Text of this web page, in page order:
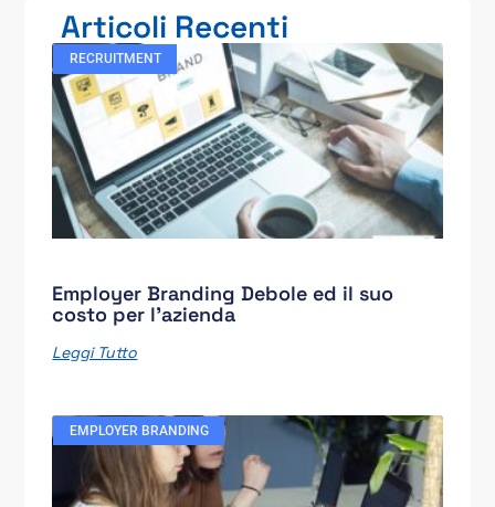
Articoli Recenti
RECRUITMENT
Employer Branding Debole ed il suo
costo per l’azienda
Leggi Tutto
EMPLOYER BRANDING